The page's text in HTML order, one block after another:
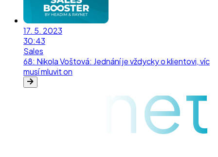
17. 5. 2023
30:43
Sales
68: Nikola Voštová: Jednání je vždycky o klientovi, víc
musí mluvit on
raynet